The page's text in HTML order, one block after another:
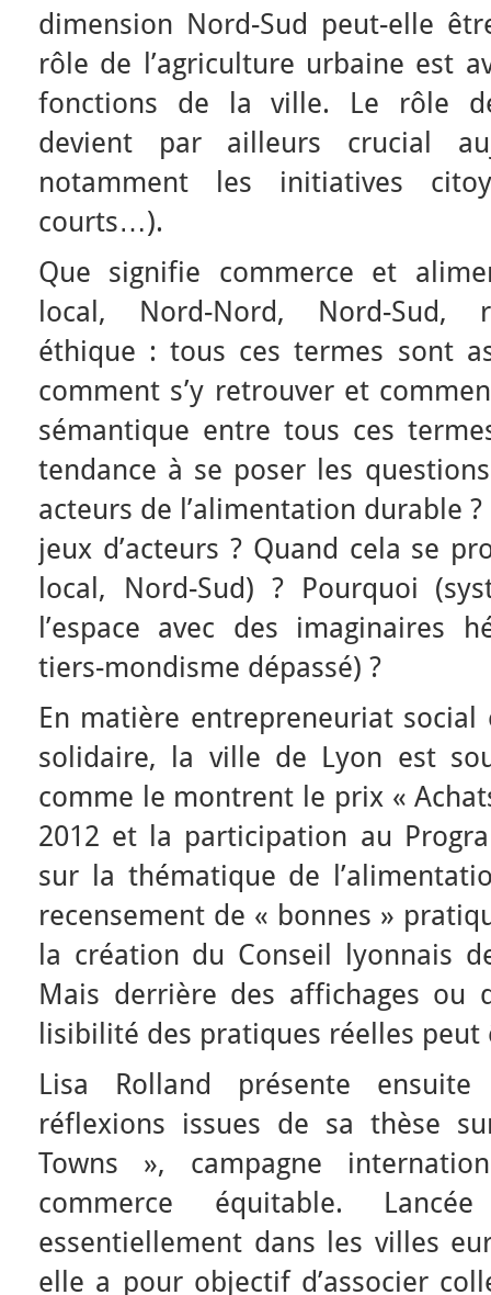
dimension Nord-Sud peut-elle
rôle de l’agriculture urbaine est
fonctions de la ville. Le rôle
devient par ailleurs crucial
notamment les initiatives
courts…).
Que signifie commerce et
local, Nord-Nord, Nord-Sud,
éthique : tous ces termes sont
comment s’y retrouver et
sémantique entre tous ces
tendance à se poser les
acteurs de l’alimentation durable
jeux d’acteurs ? Quand cela se
local, Nord-Sud) ? Pourquoi
l’espace avec des imaginaires
tiers-mondisme dépassé) ?
En matière entrepreneuriat social
solidaire, la ville de Lyon est
comme le montrent le prix «
2012 et la participation au
sur la thématique de
recensement de « bonnes »
la création du Conseil lyonnais
Mais derrière des affichages ou
lisibilité des pratiques réelles
Lisa Rolland présente
réflexions issues de sa thèse
Towns », campagne
commerce équitable.
essentiellement dans les villes
elle a pour objectif d’associer